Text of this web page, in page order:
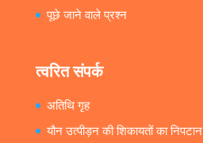
पूछे जाने वाले प्रश्न
त्वरित संपर्क
अतिथि गृह
यौन उत्पीड़न की शिकायतों का निपटान